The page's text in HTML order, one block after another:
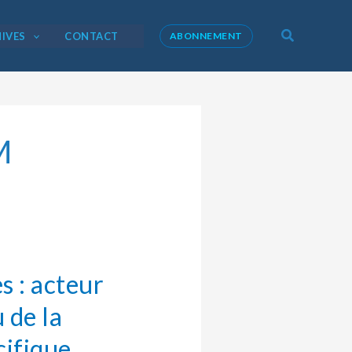
CONTACT ABONNEMENT
: acteur
de la